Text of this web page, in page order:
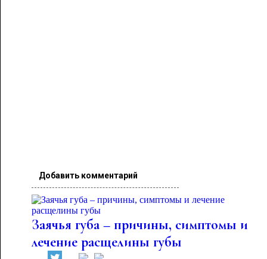
Добавить комментарий
Заячья губа – причины, симптомы и
лечение расщелины губы